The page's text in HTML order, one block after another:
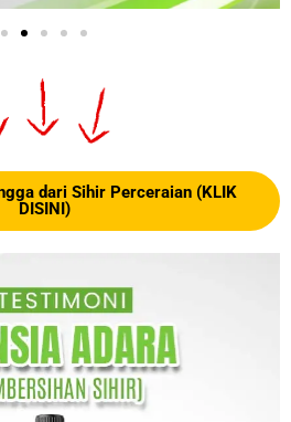
dari Sihir Perceraian (KLIK
DISINI)